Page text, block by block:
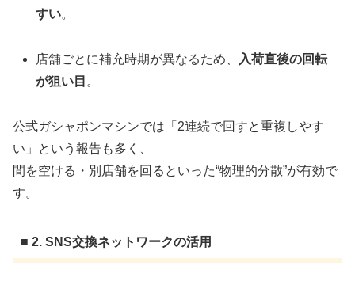
すい。
店舗ごとに補充時期が異なるため、
入荷直後の回転
が狙い目 。
公式ガシャポンマシンでは「2連続で回すと重複しやす
い」という報告も多く、
間を空ける・別店舗を回るといった“物理的分散”が有効で
す。
■ 2. SNS交換ネットワークの活用